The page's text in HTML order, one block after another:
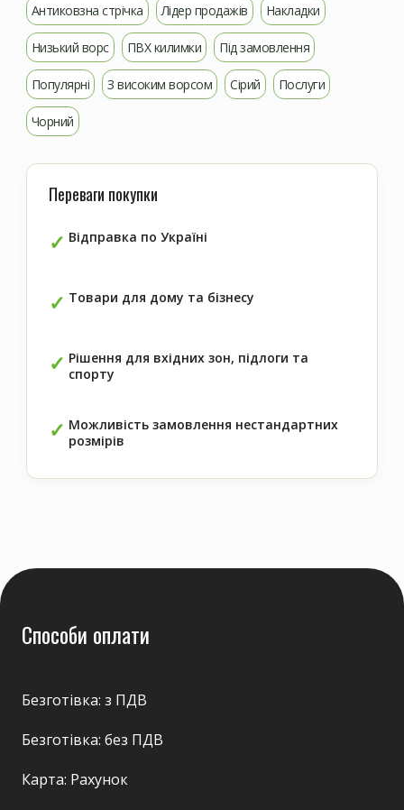
Антиковзна стрічка Лідер продажів Накладки
Низький ворс ПВХ килимки Під замовлення
Популярні З високим ворсом Сірий Послуги
Чорний
Переваги покупки
Відправка по Україні
Товари для дому та бізнесу
Рішення для вхідних зон, підлоги та
спорту
Можливість замовлення нестандартних
розмірів
Способи оплати
Безготівка: з ПДВ
Безготівка: без ПДВ
Карта: Рахунок